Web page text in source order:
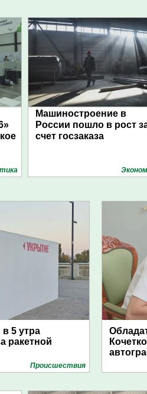
Машиностроение в
России пошло в рост
счет госзаказа
5 утра
ракетной
Проиcшествия